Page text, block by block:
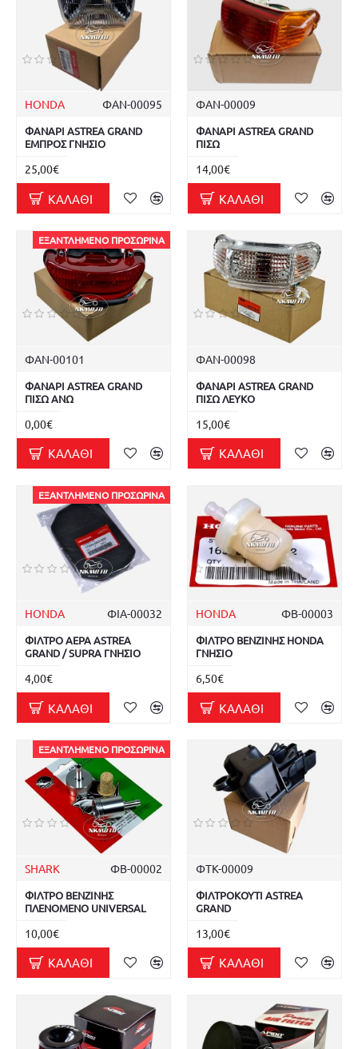
HONDA ΦΑΝ-00095
ΦΑΝΑΡΙ ASTREA GRAND
ΕΜΠΡΟΣ ΓΝΗΣΙΟ
25,00€
ΚΑΛΆΘΙ
ΦΑΝ-00009
ΦΑΝΑΡΙ ASTREA GRAND
ΠΙΣΩ
14,00€
ΚΑΛΆΘΙ
ΕΞΑΝΤΛΗΜΈΝΟ ΠΡΟΣΩΡΙΝΆ
ΦΑΝ-00101
ΦΑΝΑΡΙ ASTREA GRAND
ΠΙΣΩ ΑΝΩ
0,00€
ΚΑΛΆΘΙ
ΦΑΝ-00098
ΦΑΝΑΡΙ ASTREA GRAND
ΠΙΣΩ ΛΕΥΚΟ
15,00€
ΚΑΛΆΘΙ
ΕΞΑΝΤΛΗΜΈΝΟ ΠΡΟΣΩΡΙΝΆ
HONDA ΦΙΑ-00032
ΦΙΛΤΡΟ ΑΕΡΑ ASTREA
GRAND / SUPRA ΓΝΗΣΙΟ
4,00€
ΚΑΛΆΘΙ
HONDA ΦΒ-00003
ΦΙΛΤΡΟ ΒΕΝΖΙΝΗΣ HONDA
ΓΝΗΣΙΟ
6,50€
ΚΑΛΆΘΙ
ΕΞΑΝΤΛΗΜΈΝΟ ΠΡΟΣΩΡΙΝΆ
SHARK ΦΒ-00002
ΦΙΛΤΡΟ ΒΕΝΖΙΝΗΣ
ΠΛΕΝΟΜΕΝΟ UNIVERSAL
10,00€
ΚΑΛΆΘΙ
ΦΤΚ-00009
ΦΙΛΤΡΟΚΟΥΤΙ ASTREA
GRAND
13,00€
ΚΑΛΆΘΙ